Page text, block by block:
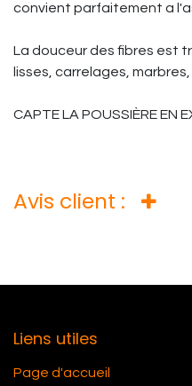
convient parfaitement a
La douceur des fibres est
lisses, carrelages,
CAPTE LA POUSSIÈRE EN
Avis client :
Liens utiles
Page d'accueil